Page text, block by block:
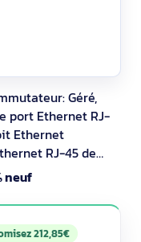
Géré,
port Ethernet RJ-
Ethernet
RJ-45 de
modules SFP
16000 entrées,
s. Standards
802.3af, IEEE
neuf
212,85€